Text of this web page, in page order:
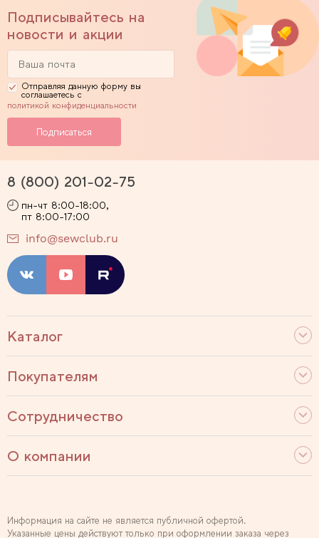
Подписывайтесь на
новости и акции
Отправляя данную форму вы
соглашаетесь с
политикой конфиденциальности
Каталог
Покупателям
Сотрудничество
О компании
8 (800) 201-02-75
пн-чт 8:00-18:00,
пт 8:00-17:00
info@sewclub.ru
Информация на сайте не является публичной офертой.
Указанные цены действуют только при оформлении заказа через